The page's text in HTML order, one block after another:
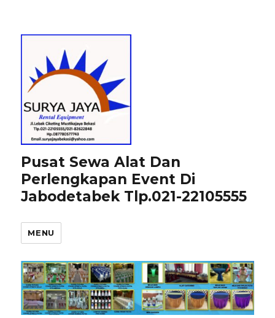
Pusat Sewa Alat Dan
Perlengkapan Event Di
Jabodetabek Tlp.021-22105555
MENU